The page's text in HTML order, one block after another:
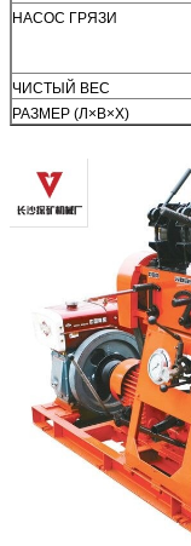
НАСОС ГРЯЗИ
ЧИСТЫЙ ВЕС
РАЗМЕР (Л×В×Х)